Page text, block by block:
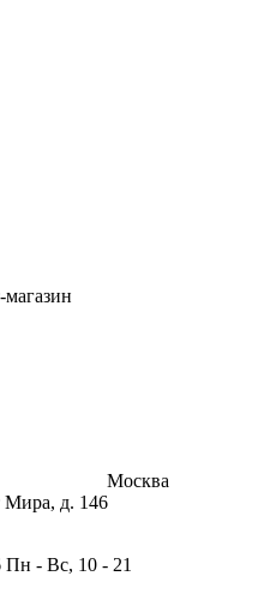
Москва
д. 146
- Вс, 10 - 21